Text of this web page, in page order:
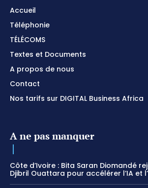
Accueil
Téléphonie
TÉLÉCOMS
Textes et Documents
A propos de nous
Contact
Nos tarifs sur DIGITAL Business Africa
A ne pas manquer
Côte d’Ivoire : Bita Saran Diomandé
Djibril Ouattara pour accélérer l’IA et